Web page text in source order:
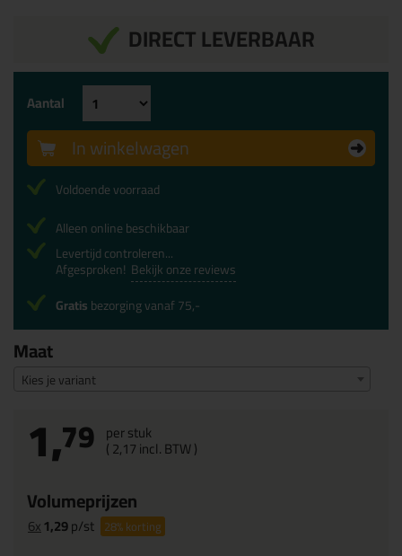
DIRECT LEVERBAAR
Maat
Kies je variant
1,79 per stuk
(2,17incl. BTW )
Volumeprijzen
6x1,29p/st 28%korting
Aantal
In winkelwagen
Voldoende voorraad
Alleen online beschikbaar
Levertijd controleren...
Afgesproken! Bekijk onze reviews
Gratisbezorging vanaf 75,-